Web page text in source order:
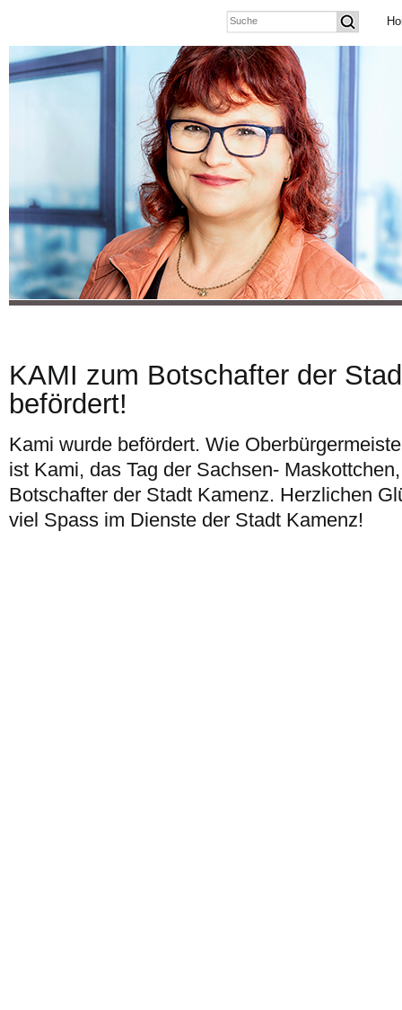
KAMI zum Botschafter der
befördert!
Kami wurde befördert. Wie
ist Kami, das Tag der Sachsen-
Botschafter der Stadt Kamenz. Herzlichen
viel Spass im Dienste der Stadt Kamenz!